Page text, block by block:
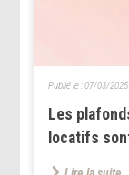
Les
locatifs
Publié le :07/03/2025